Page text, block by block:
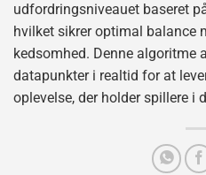
udfordringsniveauet baseret
hvilket sikrer optimal balance
kedsomhed. Denne algoritme
datapunkter i realtid for at
oplevelse, der holder spillere i